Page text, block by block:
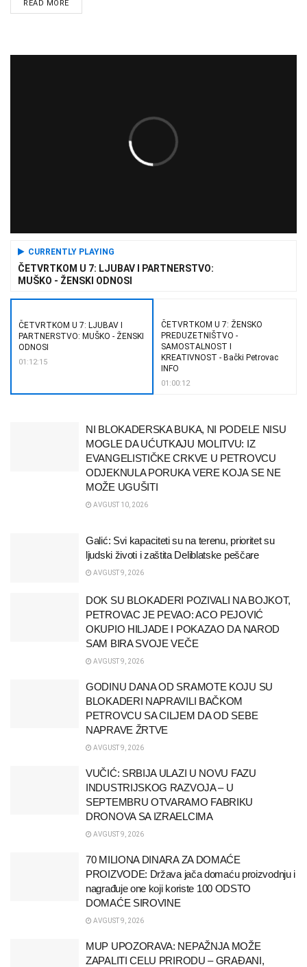
READ MORE
CURRENTLY PLAYING
ČETVRTKOM U 7: LJUBAV I PARTNERSTVO:
MUŠKO - ŽENSKI ODNOSI
ČETVRTKOM U 7: LJUBAV I
PARTNERSTVO: MUŠKO - ŽENSKI
ODNOSI
01:12:15
ČETVRTKOM U 7: ŽENSKO
PREDUZETNIŠTVO -
SAMOSTALNOST I
KREATIVNOST - Bački Petrovac
INFO
01:00:12
NI BLOKADERSKA BUKA, NI PODELE NISU
MOGLE DA UĆUTKAJU MOLITVU: IZ
EVANGELISTIČKE CRKVE U PETROVCU
ODJEKNULA PORUKA VERE KOJA SE NE
MOŽE UGUŠITI
AVGUST 10, 2026
Galić: Svi kapaciteti su na terenu, prioritet su
ljudski životi i zaštita Deliblatske peščare
AVGUST 9, 2026
DOK SU BLOKADERI POZIVALI NA BOJKOT,
PETROVAC JE PEVAO: ACO PEJOVIĆ
OKUPIO HILJADE I POKAZAO DA NAROD
SAM BIRA SVOJE VEČE
AVGUST 9, 2026
GODINU DANA OD SRAMOTE KOJU SU
BLOKADERI NAPRAVILI BAČKOM
PETROVCU SA CILJEM DA OD SEBE
NAPRAVE ŽRTVE
AVGUST 9, 2026
VUČIĆ: SRBIJA ULAZI U NOVU FAZU
INDUSTRIJSKOG RAZVOJA – U
SEPTEMBRU OTVARAMO FABRIKU
DRONOVA SA IZRAELCIMA
AVGUST 9, 2026
70 MILIONA DINARA ZA DOMAĆE
PROIZVODE: Država jača domaću proizvodnju i
nagrađuje one koji koriste 100 ODSTO
DOMAĆE SIROVINE
AVGUST 9, 2026
MUP UPOZORAVA: NEPAŽNJA MOŽE
ZAPALITI CELU PRIRODU – GRAĐANI,